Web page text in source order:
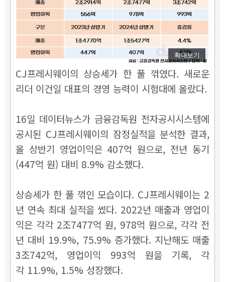
확대보기
CJ프레시웨이의 상승세가 한 풀 꺾였다. 새로운
리더 이건일 대표의 경영 능력이 시험대에 올랐다.
16일 데이터뉴스가 금융감독원 전자공시시스템에
공시된 CJ프레시웨이의 잠정실적을 분석한 결과,
올 상반기 영업이익은 407억 원으로, 전년 동기
(447억 원) 대비 8.9% 감소했다.
상승세가 한 풀 꺾인 모습이다. CJ프레시웨이는 2
년 연속 최대 실적을 썼다. 2022년 매출과 영업이
익은 각각 2조7477억 원, 978억 원으로, 각각 전
년 대비 19.9%, 75.9% 증가했다. 지난해도 매출
3조742억, 영업이익 993억 원을 기록, 각
각 11.9%, 1.5% 성장했다.